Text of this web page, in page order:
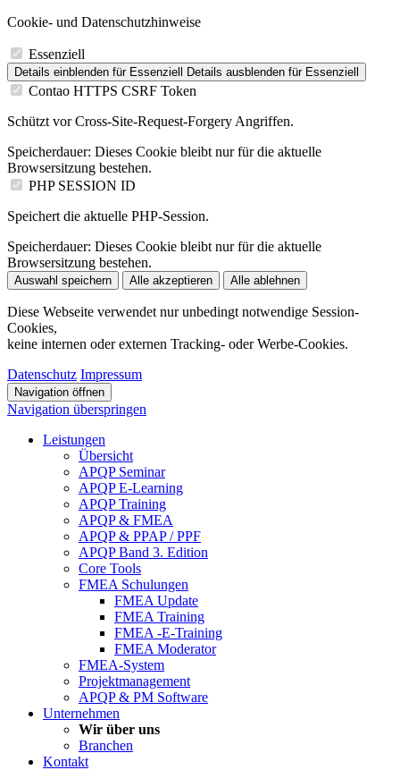
Cookie- und Datenschutzhinweise
Essenziell
Details einblenden für Essenziell Details ausblenden für Essenziell
Contao HTTPS CSRF Token
Schützt vor Cross-Site-Request-Forgery Angriffen.
Speicherdauer: Dieses Cookie bleibt nur für die aktuelle
Browsersitzung bestehen.
PHP SESSION ID
Speichert die aktuelle PHP-Session.
Speicherdauer: Dieses Cookie bleibt nur für die aktuelle
Browsersitzung bestehen.
Auswahl speichern Alle akzeptieren Alle ablehnen
Diese Webseite verwendet nur unbedingt notwendige Session-
Cookies,
keine internen oder externen Tracking- oder Werbe-Cookies.
Datenschutz Impressum
Navigation öffnen
Navigation überspringen
Leistungen
Übersicht
APQP Seminar
APQP E-Learning
APQP Training
APQP & FMEA
APQP & PPAP / PPF
APQP Band 3. Edition
Core Tools
FMEA Schulungen
FMEA Update
FMEA Training
FMEA -E-Training
FMEA Moderator
FMEA-System
Projektmanagement
APQP & PM Software
Unternehmen
Wir über uns
Branchen
Kontakt